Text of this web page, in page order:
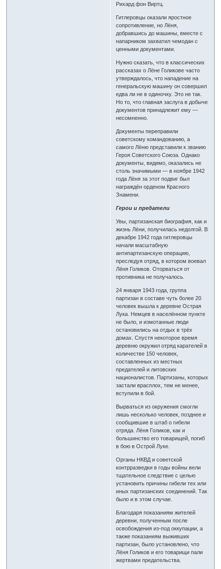
Рихард фон Виртц.
Гитлеровцы оказали яростное
сопротивление, но Лёня,
добравшись до машины, вместе с
напарником захватил чемодан с
ценными документами.
Нужно сказать, что в классических
рассказах о Лёне Голикове часто
утверждалось, что нападение на
генеральскую машину он совершил
едва ли не в одиночку. Это не так.
Но то, что главная заслуга в добыче
документов принадлежит ему —
несомненно.
Документы переправили
советскому командованию, а
самого Лёню представили к званию
Героя Советского Союза. Однако
документы, видимо, оказались не
столь значимыми — в ноябре 1942
года Лёня за этот подвиг был
награждён орденом Красного
Знамени.
Герои и предатели
Увы, партизанская биография, как и
жизнь Лёни, получилась недолгой. В
декабре 1942 года гитлеровцы
начали масштабную
антипартизанскую операцию,
преследуя отряд, в котором воевал
Лёня Голиков. Оторваться от
противника не получалось.
24 января 1943 года, группа
партизан в составе чуть более 20
человек вышла к деревне Острая
Лука. Немцев в населённом пункте
не было, и измотанные люди
остановились на отдых в трёх
домах. Спустя некоторое время
деревню окружил отряд карателей в
количестве 150 человек,
составленных из местных
предателей и литовских
националистов. Партизаны, которых
застали врасплох, тем не менее,
вступили в бой.
Вырваться из окружения смогли
лишь несколько человек, позднее и
сообщившие в штаб о гибели
отряда. Лёня Голиков, как и
большинство его товарищей, погиб
в бою в Острой Луке.
Органы НКВД и советской
контрразведки в годы войны вели
тщательное следствие с целью
установить причины гибели тех или
иных партизанских соединений. Так
было и в этом случае.
Благодаря показаниям жителей
деревни, полученным после
освобождения из-под оккупации, а
также показаниям выживших
партизан, было установлено, что
Лёня Голиков и его товарищи пали
жертвами предательства.